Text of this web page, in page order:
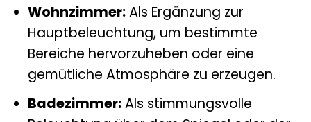
Wohnzimmer:Als Ergänzung zur
Hauptbeleuchtung, um bestimmte
Bereiche hervorzuheben oder eine
gemütliche Atmosphäre zu erzeugen.
Badezimmer:Als stimmungsvolle